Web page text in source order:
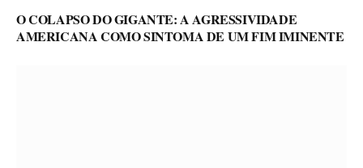
O COLAPSO DO GIGANTE: A AGRESSIVIDADE
AMERICANA COMO SINTOMA DE UM FIM IMINENTE